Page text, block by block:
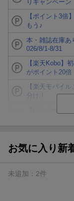
りキャンペーン
【ポイント3倍
もう♪
本・雑誌在庫あ
026/8/1-8/31
【楽天Kobo】
がポイント20倍
【楽天モバイ
分け！
が当たる！
楽天モバイル
お気に入り新
未追加： 2件